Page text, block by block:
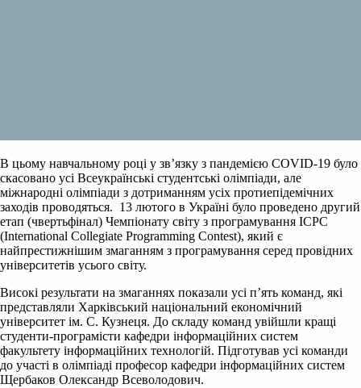
В цьому навчальному році у зв’язку з пандемією COVID-19 було
скасовано усі Всеукраїнські студентські олімпіади, але
міжнародні олімпіади з дотриманням усіх протиепідемічних
заходів проводяться. 13 лютого в Україні було проведено другий
етап (чвертьфінал) Чемпіонату світу з програмування ICPC
(International Collegiate Programming Contest), який є
найпрестижнішим змаганням з програмування серед провідних
університетів усього світу.
Високі результати на змаганнях показали усі п’ять команд, які
представляли Харківський національний економічний
університет ім. С. Кузнеця. До складу команд увійшли кращі
студенти-програмісти кафедри інформаційних систем
факультету інформаційних технологій. Підготував усі команди
до участі в олімпіаді професор кафедри інформаційних систем
Щербаков Олександр Всеволодович.